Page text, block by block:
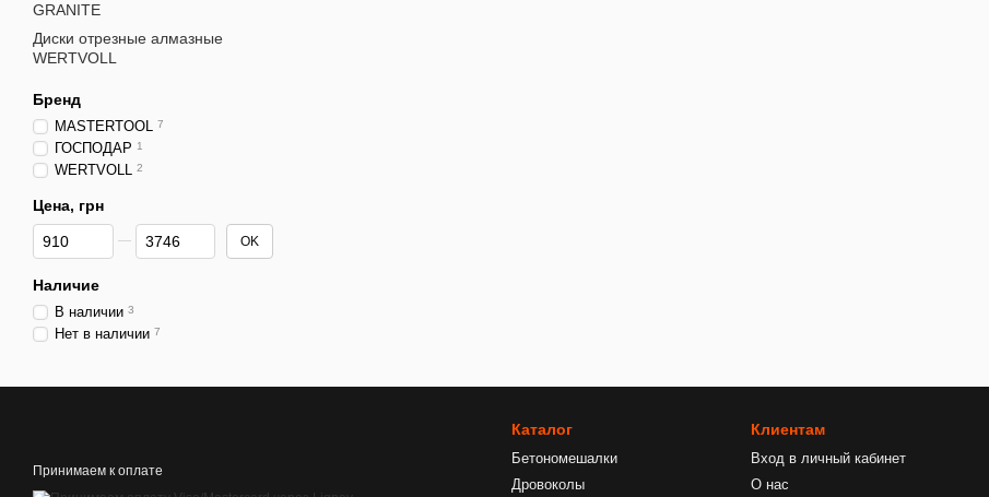
GRANITE
Диски отрезные алмазные
WERTVOLL
Бренд
MASTERTOOL 7
ГОСПОДАР 1
WERTVOLL 2
Цена, грн
От Цена, грн
До Цена, грн OK
Наличие
В наличии 3
Нет в наличии 7
Принимаем к оплате
Каталог
Бетономешалки
Дровоколы
Клиентам
Вход в личный кабинет
О нас